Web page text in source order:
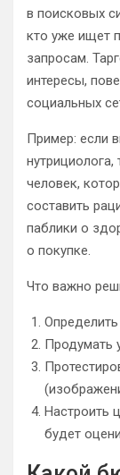
в поисковых
кто уже ищет
запросам.
интересы,
социальных
Пример: если
человек,
составить
паблики о
о покупке.
Что важно
Продумать
Настроить
будет